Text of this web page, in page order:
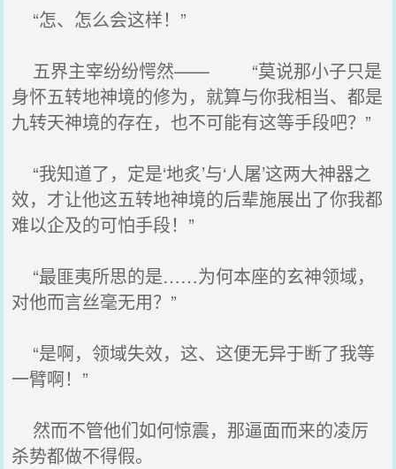
“怎、怎么会这样！”
五界主宰纷纷愕然—— “莫说那小子只是
身怀五转地神境的修为，就算与你我相当、都是
九转天神境的存在，也不可能有这等手段吧？”
“我知道了，定是‘地炙’与‘人屠’这两大神器之
效，才让他这五转地神境的后辈施展出了你我都
难以企及的可怕手段！”
“最匪夷所思的是……为何本座的玄神领域，
对他而言丝毫无用？”
“是啊，领域失效，这、这便无异于断了我等
一臂啊！”
然而不管他们如何惊震，那逼面而来的凌厉
杀势都做不得假。